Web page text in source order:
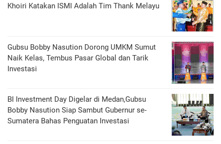
Khoiri Katakan ISMI Adalah Tim Thank Melayu
Gubsu Bobby Nasution Dorong UMKM Sumut
Naik Kelas, Tembus Pasar Global dan Tarik
Investasi
BI Investment Day Digelar di Medan,Gubsu
Bobby Nasution Siap Sambut Gubernur se-
Sumatera Bahas Penguatan Investasi